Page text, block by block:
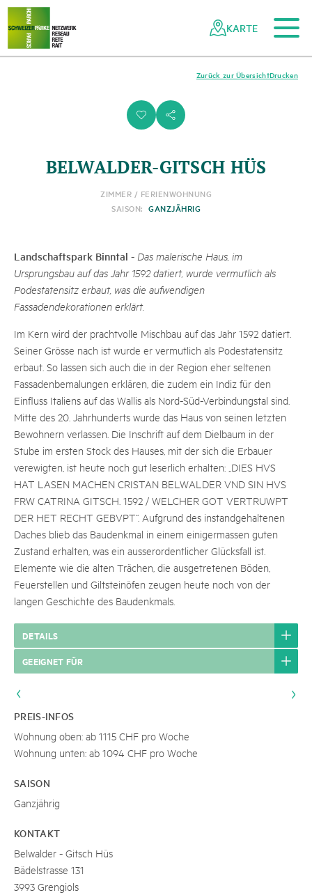
Navigieren
Netzwerk
Schweizer
Schnellnavigation
Zum Hauptinhalt
Zur mobilen Navigation
Zur Suche
Zum Fussbereich
Zur Sitemap
KARTE
i s
Drucken
Zurück zur Übersicht
BELWALDER-GITSCH HÜS
ZIMMER / FERIENWOHNUNG
SAISON: GANZJÄHRIG
Landschaftspark Binntal - Das malerische Haus, im
Ursprungsbau auf das Jahr 1592 datiert, wurde vermutlich als
Podestatensitz erbaut, was die aufwendigen
Fassadendekorationen erklärt.
Im Kern wird der prachtvolle Mischbau auf das Jahr 1592 datiert.
Seiner Grösse nach ist wurde er vermutlich als Podestatensitz
erbaut. So lassen sich auch die in der Region eher seltenen
Fassadenbemalungen erklären, die zudem ein Indiz für den
Einfluss Italiens auf das Wallis als Nord-Süd-Verbindungstal sind.
Mitte des 20. Jahrhunderts wurde das Haus von seinen letzten
Bewohnern verlassen. Die Inschrift auf dem Dielbaum in der
Stube im ersten Stock des Hauses, mit der sich die Erbauer
verewigten, ist heute noch gut leserlich erhalten: „DIES HVS
HAT LASEN MACHEN CRISTAN BELWALDER VND SIN HVS
FRW CATRINA GITSCH. 1592 / WELCHER GOT VERTRUWPT
DER HET RECHT GEBVPT“. Aufgrund des instandgehaltenen
Daches blieb das Baudenkmal in einem einigermassen guten
Zustand erhalten, was ein ausserordentlicher Glücksfall ist.
Elemente wie die alten Trächen, die ausgetretenen Böden,
Feuerstellen und Giltsteinöfen zeugen heute noch von der
langen Geschichte des Baudenkmals.
DETAILS
GEEIGNET FÜR
PREIS-INFOS
Wohnung oben: ab 1115 CHF pro Woche
Wohnung unten: ab 1094 CHF pro Woche
SAISON
Ganzjährig
KONTAKT
Belwalder - Gitsch Hüs
Bädelstrasse 131
3993 Grengiols